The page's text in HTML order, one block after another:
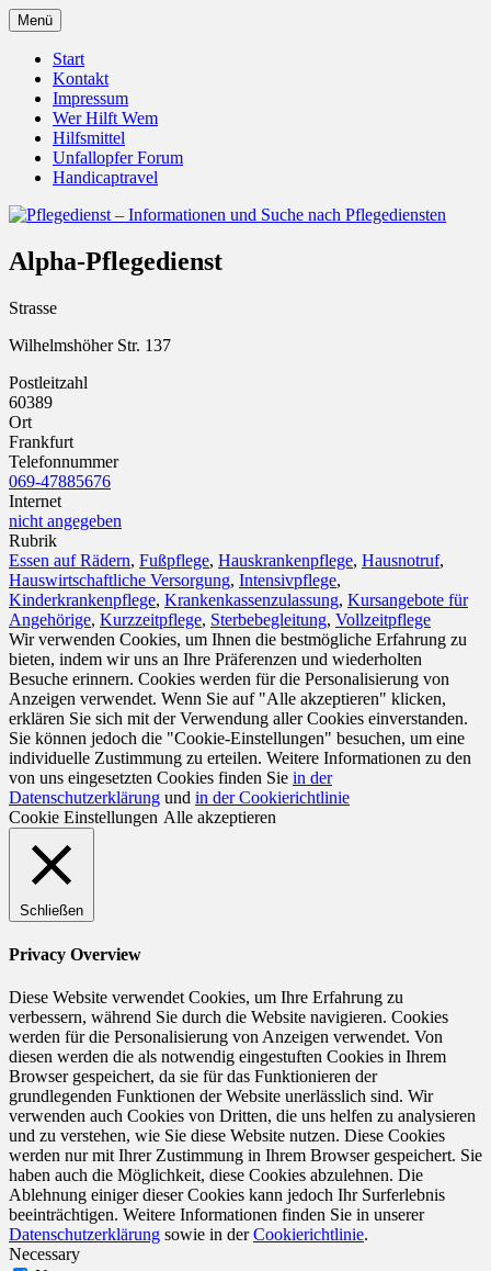
Zum
Inhalt
springen
Pflegedienst – Informationen
und Suche nach Pflegediensten
Unfallopfer – Hilfswerk
Menü
Start
Kontakt
Impressum
Wer Hilft Wem
Hilfsmittel
Unfallopfer Forum
Handicaptravel
Alpha-Pflegedienst
Strasse
Wilhelmshöher Str. 137
Postleitzahl
60389
Ort
Frankfurt
Telefonnummer
069-47885676
Internet
nicht angegeben
Rubrik
Essen auf Rädern, Fußpflege, Hauskrankenpflege, Hausnotruf,
Hauswirtschaftliche Versorgung, Intensivpflege,
Kinderkrankenpflege, Krankenkassenzulassung, Kursangebote für
Angehörige, Kurzzeitpflege, Sterbebegleitung, Vollzeitpflege
Wir verwenden Cookies, um Ihnen die bestmögliche Erfahrung zu
bieten, indem wir uns an Ihre Präferenzen und wiederholten
Besuche erinnern. Cookies werden für die Personalisierung von
Anzeigen verwendet. Wenn Sie auf "Alle akzeptieren" klicken,
erklären Sie sich mit der Verwendung aller Cookies einverstanden.
Sie können jedoch die "Cookie-Einstellungen" besuchen, um eine
individuelle Zustimmung zu erteilen. Weitere Informationen zu den
von uns eingesetzten Cookies finden Sie in der
Datenschutzerklärung und in der Cookierichtlinie
Cookie Einstellungen Alle akzeptieren
Schließen
Privacy Overview
Diese Website verwendet Cookies, um Ihre Erfahrung zu
verbessern, während Sie durch die Website navigieren. Cookies
werden für die Personalisierung von Anzeigen verwendet. Von
diesen werden die als notwendig eingestuften Cookies in Ihrem
Browser gespeichert, da sie für das Funktionieren der
grundlegenden Funktionen der Website unerlässlich sind. Wir
verwenden auch Cookies von Dritten, die uns helfen zu analysieren
und zu verstehen, wie Sie diese Website nutzen. Diese Cookies
werden nur mit Ihrer Zustimmung in Ihrem Browser gespeichert. Sie
haben auch die Möglichkeit, diese Cookies abzulehnen. Die
Ablehnung einiger dieser Cookies kann jedoch Ihr Surferlebnis
beeinträchtigen. Weitere Informationen finden Sie in unserer
Datenschutzerklärung sowie in derCookierichtlinie.
Necessary